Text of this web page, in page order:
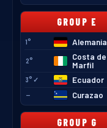
GROUP E
1° Alemania
2°
Costa de
Marfil
3°✓ Ecuador
— Curazao
GROUP G